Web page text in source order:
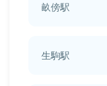
畝傍駅
生駒駅